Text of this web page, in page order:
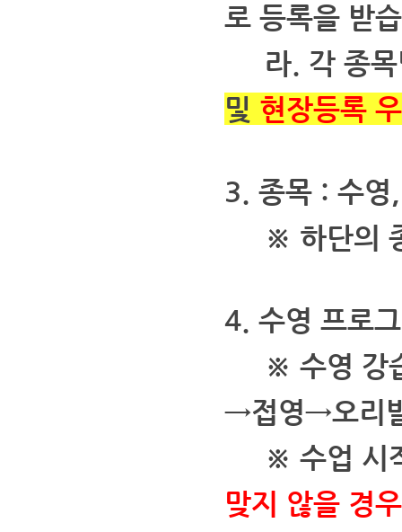
로 등록을 받
라. 각 종목
및 현장등록
3. 종목 : 수영
※ 하단의
4. 수영 프로
※ 수영 강
→접영→오리
※ 수업 시
맞지 않을 경